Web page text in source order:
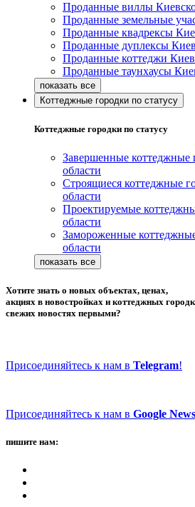
Проданные виллы
Проданные земельные
Проданные квадрексы
Проданные дуплексы
Проданные коттеджи
Проданные таунхаусы
Коттеджные городки по статусу
Коттеджные городки по статусу
Завершенные коттеджные
области
Строящиеся коттеджные
области
Проектируемые
области
Замороженные
области
Хотите знать о новых объектах, ценах,
акциях в новостройках и коттеджных
свежих новостях первыми?
Присоединяйтесь к нам в Telegram!
Присоединяйтесь к нам в Google News
пишите нам: